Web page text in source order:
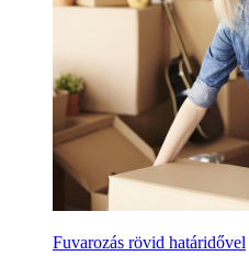
Fuvarozás rövid határidővel